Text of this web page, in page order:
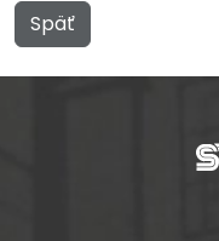
Späť